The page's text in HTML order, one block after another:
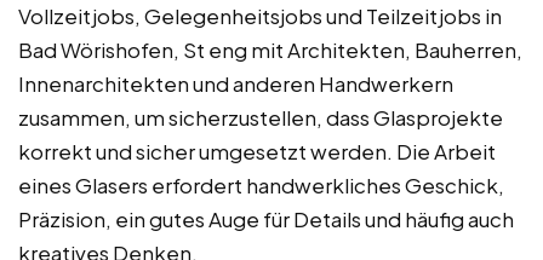
Vollzeitjobs, Gelegenheitsjobs und Teilzeitjobs in
Bad Wörishofen, St eng mit Architekten, Bauherren,
Innenarchitekten und anderen Handwerkern
zusammen, um sicherzustellen, dass Glasprojekte
korrekt und sicher umgesetzt werden. Die Arbeit
eines Glasers erfordert handwerkliches Geschick,
Präzision, ein gutes Auge für Details und häufig auch
kreatives Denken.